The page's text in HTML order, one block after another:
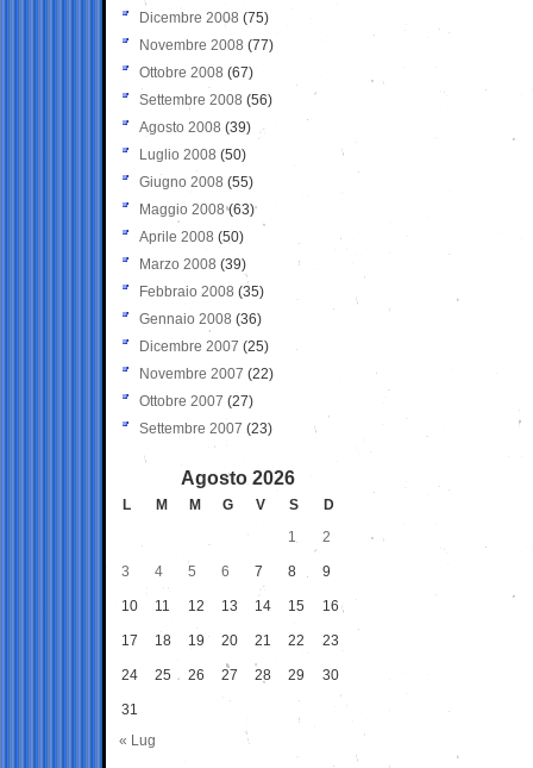
Dicembre 2008 (75)
Novembre 2008 (77)
Ottobre 2008 (67)
Settembre 2008 (56)
Agosto 2008 (39)
Luglio 2008 (50)
Giugno 2008 (55)
Maggio 2008(63)
Aprile 2008 (50)
Marzo 2008 (39)
Febbraio 2008 (35)
Gennaio 2008 (36)
Dicembre 2007 (25)
Novembre 2007 (22)
Ottobre 2007 (27)
Settembre 2007 (23)
Agosto 2026
L M M G V S
D
1
2
3 4 5 6 7 8 9
10 11 12 13 14 15 16
17 18 19 20 21 22 23
24 25 26 27 28 29 30
31
« Lug